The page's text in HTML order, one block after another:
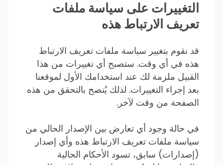
التغييرات على سياسة ملفات
تعريف الارتباط هذه
قد نقوم بتغيير سياسة ملفات تعريف الارتباط
هذه في أي وقت. ستصبح أي تغييرات من هذا
القبيل ملزمة لك عند استخدامك الأول لموقعنا
بعد إجراء التغييرات. لذلك يُنصح بالتحقق من هذه
الصفحة من وقت لآخر.
في حالة وجود أي تعارض بين الإصدار الحالي من
سياسة ملفات تعريف الارتباط هذه وأي إصدار
(إصدارات) سابق، تسود الأحكام الحالية